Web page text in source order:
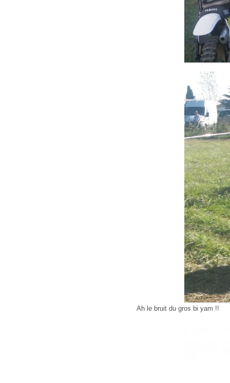
Ah le bruit du gros bi yam !!